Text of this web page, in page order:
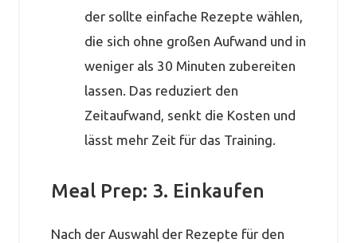
der sollte einfache Rezepte wählen,
die sich ohne großen Aufwand und in
weniger als 30 Minuten zubereiten
lassen. Das reduziert den
Zeitaufwand, senkt die Kosten und
lässt mehr Zeit für das Training.
Meal Prep: 3. Einkaufen
Nach der Auswahl der Rezepte für den